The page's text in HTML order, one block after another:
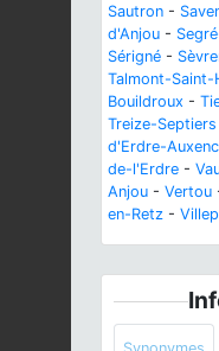
Sautron -
d'Anjou -
Sérigné -
Talmont-Saint-
Bouildroux -
Treize-Septiers
d'Erdre-
de-l'Erdre -
Anjou - Vertou
en-Retz -